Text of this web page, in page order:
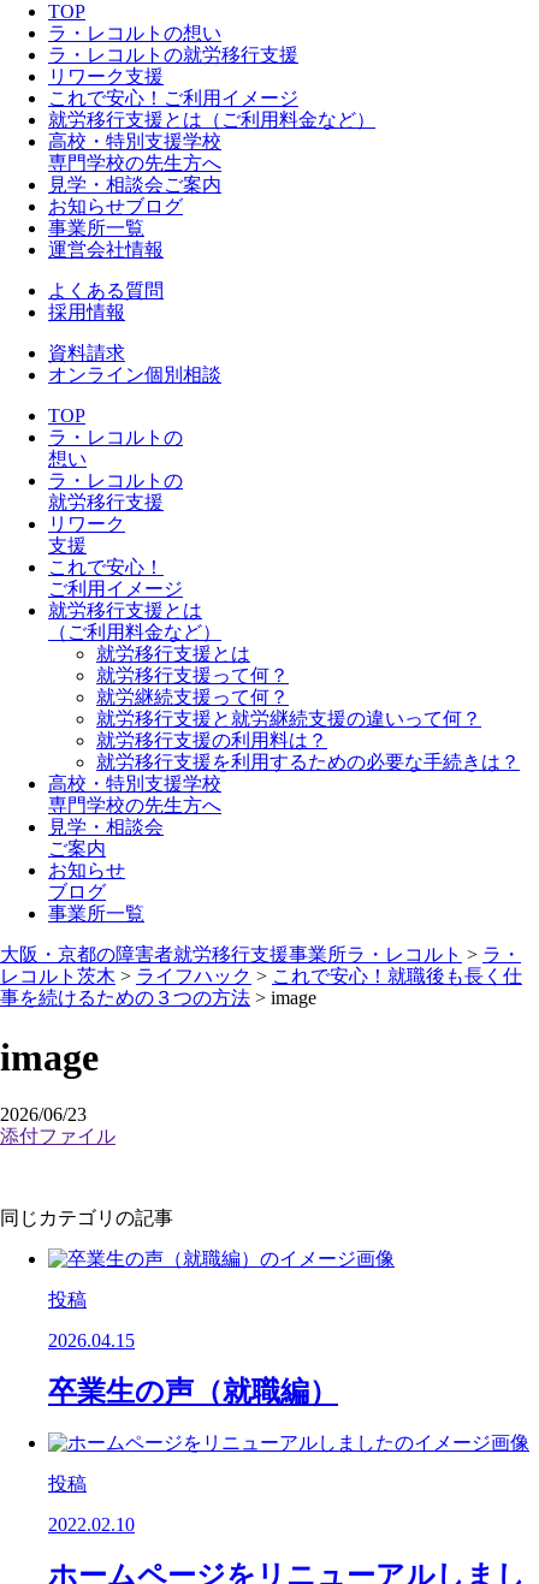
TOP
ラ・レコルトの想い
ラ・レコルトの就労移行支援
リワーク支援
これで安心！ご利用イメージ
就労移行支援とは（ご利用料金など）
高校・特別支援学校
専門学校の先生方へ
見学・相談会ご案内
お知らせブログ
事業所一覧
運営会社情報
よくある質問
採用情報
資料請求
オンライン個別相談
TOP
ラ・レコルトの
想い
ラ・レコルトの
就労移行支援
リワーク
支援
これで安心！
ご利用イメージ
就労移行支援とは
（ご利用料金など）
就労移行支援とは
就労移行支援って何？
就労継続支援って何？
就労移行支援と就労継続支援の違いって何？
就労移行支援の利用料は？
就労移行支援を利用するための必要な手続きは？
高校・特別支援学校
専門学校の先生方へ
見学・相談会
ご案内
お知らせ
ブログ
事業所一覧
大阪・京都の障害者就労移行支援事業所ラ・レコルト > ラ・
レコルト茨木 > ライフハック > これで安心！就職後も長く仕
事を続けるための３つの方法 > image
image
2026/06/23
添付ファイル
同じカテゴリの記事
投稿
2026.04.15
卒業生の声（就職編）
投稿
2022.02.10
ホームページをリニューアルしまし